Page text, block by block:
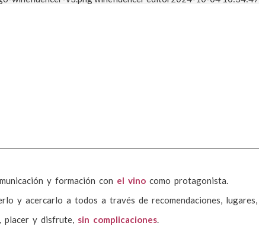
y formación con el vino como protagonista.
y acercarlo a todos a través de recomendaciones,
placer y disfrute, sin complicaciones.